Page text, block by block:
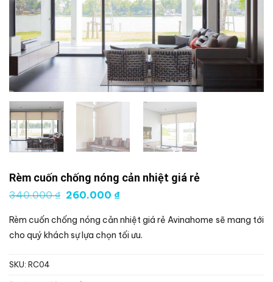
Rèm cuốn chống nóng cản nhiệt giá rẻ
340.000₫ Giá
là:
340.000 ₫.
260.000 ₫Giá
tại
là:
260.000 ₫.
Rèm cuốn chống nóng cản nhiệt giá rẻ Avinahome sẽ mang tới
cho quý khách sự lựa chọn tối ưu.
SKU: RC04